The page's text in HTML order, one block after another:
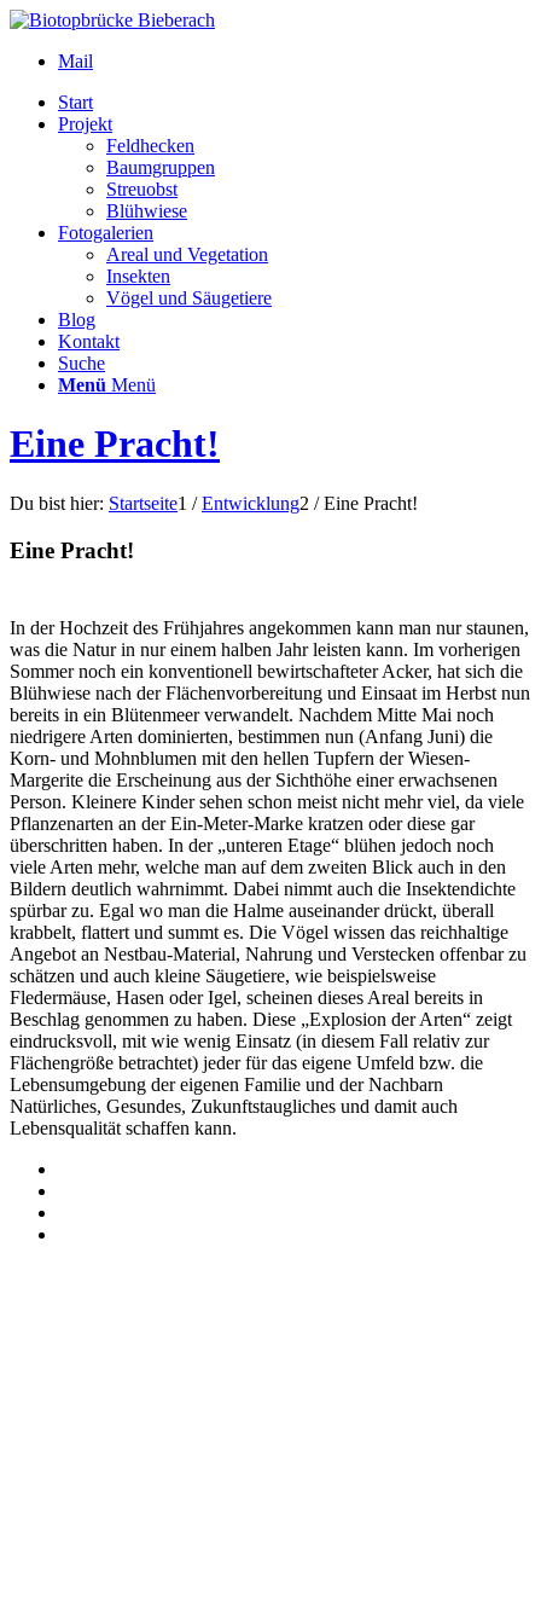
Mail
Start
Projekt
Feldhecken
Baumgruppen
Streuobst
Blühwiese
Fotogalerien
Areal und Vegetation
Insekten
Vögel und Säugetiere
Blog
Kontakt
Suche
Menü Menü
Eine Pracht!
Du bist hier: Startseite1 / Entwicklung2 / Eine Pracht!
Eine Pracht!
In der Hochzeit des Frühjahres angekommen kann man nur staunen,
was die Natur in nur einem halben Jahr leisten kann. Im vorherigen
Sommer noch ein konventionell bewirtschafteter Acker, hat sich die
Blühwiese nach der Flächenvorbereitung und Einsaat im Herbst nun
bereits in ein Blütenmeer verwandelt. Nachdem Mitte Mai noch
niedrigere Arten dominierten, bestimmen nun (Anfang Juni) die
Korn- und Mohnblumen mit den hellen Tupfern der Wiesen-
Margerite die Erscheinung aus der Sichthöhe einer erwachsenen
Person. Kleinere Kinder sehen schon meist nicht mehr viel, da viele
Pflanzenarten an der Ein-Meter-Marke kratzen oder diese gar
überschritten haben. In der „unteren Etage“ blühen jedoch noch
viele Arten mehr, welche man auf dem zweiten Blick auch in den
Bildern deutlich wahrnimmt. Dabei nimmt auch die Insektendichte
spürbar zu. Egal wo man die Halme auseinander drückt, überall
krabbelt, flattert und summt es. Die Vögel wissen das reichhaltige
Angebot an Nestbau-Material, Nahrung und Verstecken offenbar zu
schätzen und auch kleine Säugetiere, wie beispielsweise
Fledermäuse, Hasen oder Igel, scheinen dieses Areal bereits in
Beschlag genommen zu haben. Diese „Explosion der Arten“ zeigt
eindrucksvoll, mit wie wenig Einsatz (in diesem Fall relativ zur
Flächengröße betrachtet) jeder für das eigene Umfeld bzw. die
Lebensumgebung der eigenen Familie und der Nachbarn
Natürliches, Gesundes, Zukunftstaugliches und damit auch
Lebensqualität schaffen kann.